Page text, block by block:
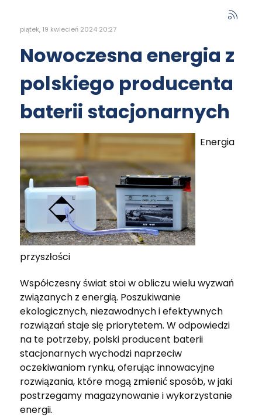
piątek, 19 kwiecień 2024 20:27
Nowoczesna energia z
polskiego producenta
baterii stacjonarnych
Energia
przyszłości
Współczesny świat stoi w obliczu wielu wyzwań
związanych z energią. Poszukiwanie
ekologicznych, niezawodnych i efektywnych
rozwiązań staje się priorytetem. W odpowiedzi
na te potrzeby, polski producent baterii
stacjonarnych wychodzi naprzeciw
oczekiwaniom rynku, oferując innowacyjne
rozwiązania, które mogą zmienić sposób, w jaki
postrzegamy magazynowanie i wykorzystanie
energii.